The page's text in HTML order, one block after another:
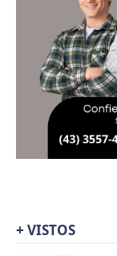
+ VISTOS